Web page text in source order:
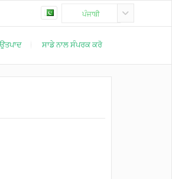
ਪੰਜਾਬੀ
ਉਤਪਾਦ ਸਾਡੇ ਨਾਲ ਸੰਪਰਕ ਕਰੋ